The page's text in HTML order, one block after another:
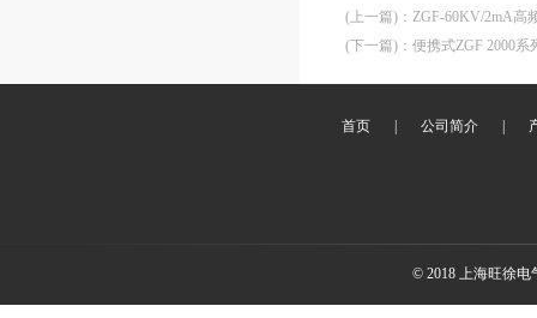
(上一篇) ： ZGF-60KV/2mA高
(下一篇) ： 便携式ZGF 2000
首页 公司简介
© 2018 上海旺徐